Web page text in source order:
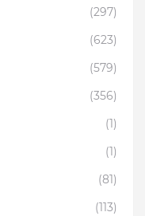
(297)
(623)
(579)
(356)
(1)
(1)
(81)
(113)